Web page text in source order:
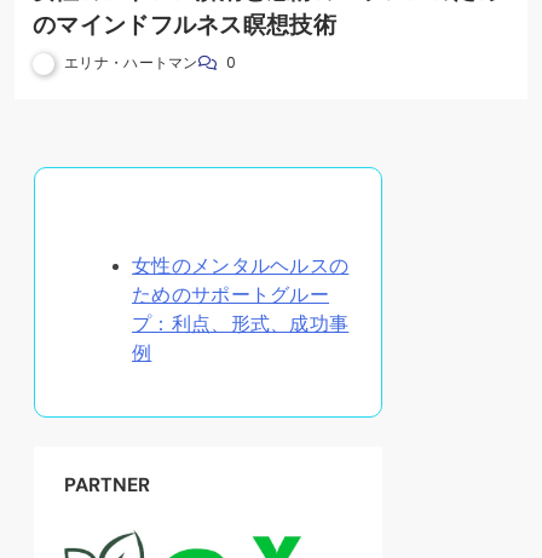
のマインドフルネス瞑想技術
エリナ・ハートマン 0
女性のメンタルヘルスの
ためのサポートグルー
プ：利点、形式、成功事
例
PARTNER